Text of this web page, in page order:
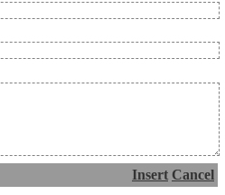
Insert Cancel